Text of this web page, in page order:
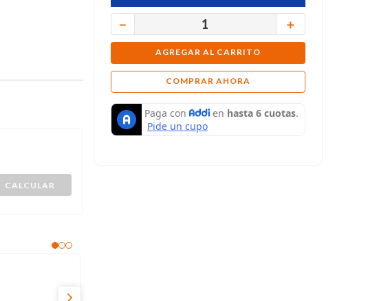
＋
－
AGREGAR AL CARRITO
COMPRAR AHORA